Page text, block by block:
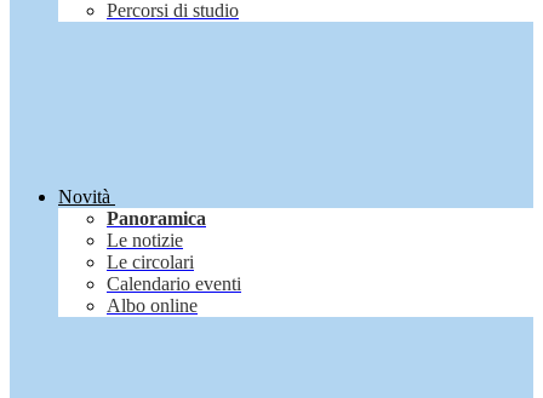
Percorsi di studio
Novità
Panoramica
Le notizie
Le circolari
Calendario eventi
Albo online